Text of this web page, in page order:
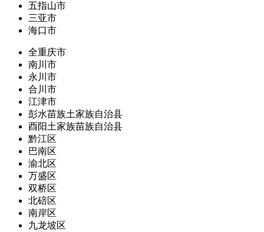
五指山市
三亚市
海口市
全重庆市
南川市
永川市
合川市
江津市
彭水苗族土家族自治县
酉阳土家族苗族自治县
黔江区
巴南区
渝北区
万盛区
双桥区
北碚区
南岸区
九龙坡区